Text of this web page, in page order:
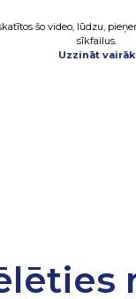
šo video, lūdzu,
sīkfailus.
Uzzināt vairāk